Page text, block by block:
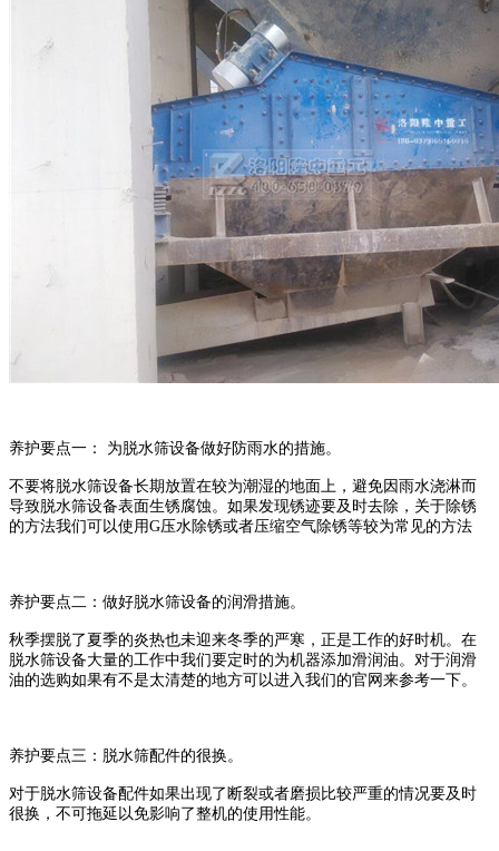
养护要点一： 为脱水筛设备做好防雨水的措施。
不要将脱水筛设备长期放置在较为潮湿的地面上，避免因雨水浇淋而
导致脱水筛设备表面生锈腐蚀。如果发现锈迹要及时去除，关于除锈
的方法我们可以使用G压水除锈或者压缩空气除锈等较为常见的方法
养护要点二：做好脱水筛设备的润滑措施。
秋季摆脱了夏季的炎热也未迎来冬季的严寒，正是工作的好时机。在
脱水筛设备大量的工作中我们要定时的为机器添加滑润油。对于润滑
油的选购如果有不是太清楚的地方可以进入我们的官网来参考一下。
养护要点三：脱水筛配件的很换。
对于脱水筛设备配件如果出现了断裂或者磨损比较严重的情况要及时
很换，不可拖延以免影响了整机的使用性能。